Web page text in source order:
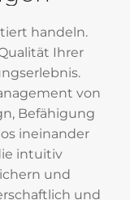
handeln.
Ihrer
von
Befähigung
ineinander
intuitiv
und
und